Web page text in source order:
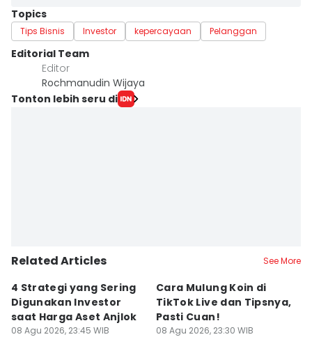
Topics
Tips Bisnis Investor kepercayaan Pelanggan
Editorial Team
Editor
Rochmanudin Wijaya
Tonton lebih seru di
Related Articles See More
4 Strategi yang Sering
Digunakan Investor
saat Harga Aset Anjlok
08 Agu 2026, 23:45 WIB
Cara Mulung Koin di
TikTok Live dan Tipsnya,
Pasti Cuan!
08 Agu 2026, 23:30 WIB